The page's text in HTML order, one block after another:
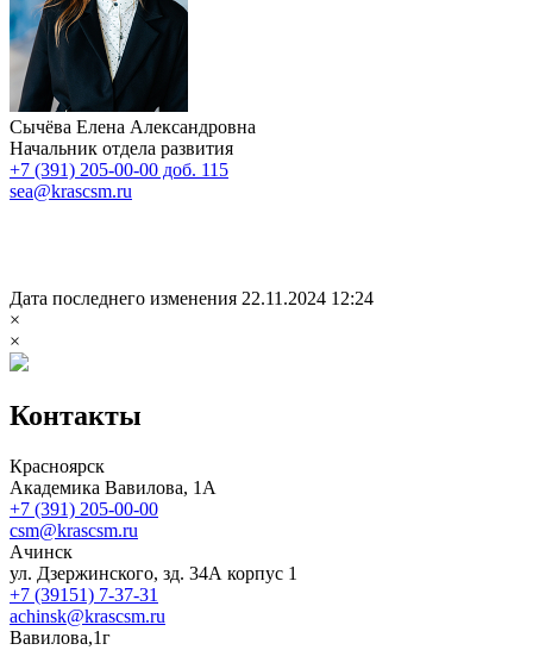
Сычёва Елена Александровна
Начальник отдела развития
+7 (391) 205-00-00 доб. 115
sea@krascsm.ru
Дата последнего изменения 22.11.2024 12:24
×
×
Контакты
Красноярск
Академика Вавилова, 1А
+7 (391) 205-00-00
csm@krascsm.ru
Ачинск
ул. Дзержинского, зд. 34А корпус 1
+7 (39151) 7-37-31
achinsk@krascsm.ru
Вавилова,1г